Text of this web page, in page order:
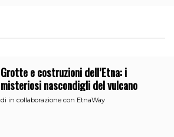
Grotte e costruzioni dell’Etna: i
misteriosi nascondigli del vulcano
di in collaborazione con EtnaWay